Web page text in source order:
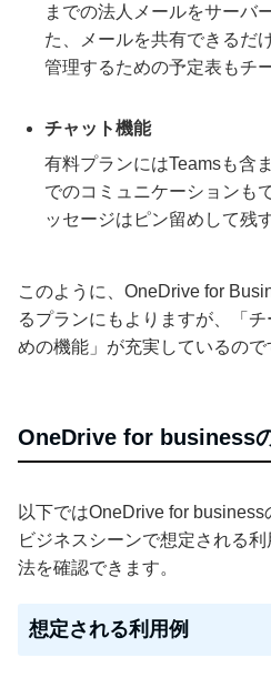
までの法人メールをサーバ
た、メールを共有できるだ
管理するための予定表もチ
チャット機能
有料プランにはTeamsも含
でのコミュニケーションも
ッセージはピン留めして残
このように、OneDrive for
るプランにもよりますが、「
めの機能」が充実しているので
OneDrive for business
以下ではOneDrive for business
ビジネスシーンで想定される
法を確認できます。
想定される利用例